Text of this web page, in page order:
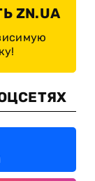
ZN.UA